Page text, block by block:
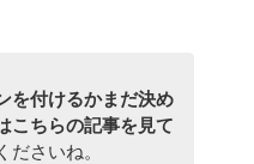
を付けるかまだ決め
こちらの記事を見て
ださいね。